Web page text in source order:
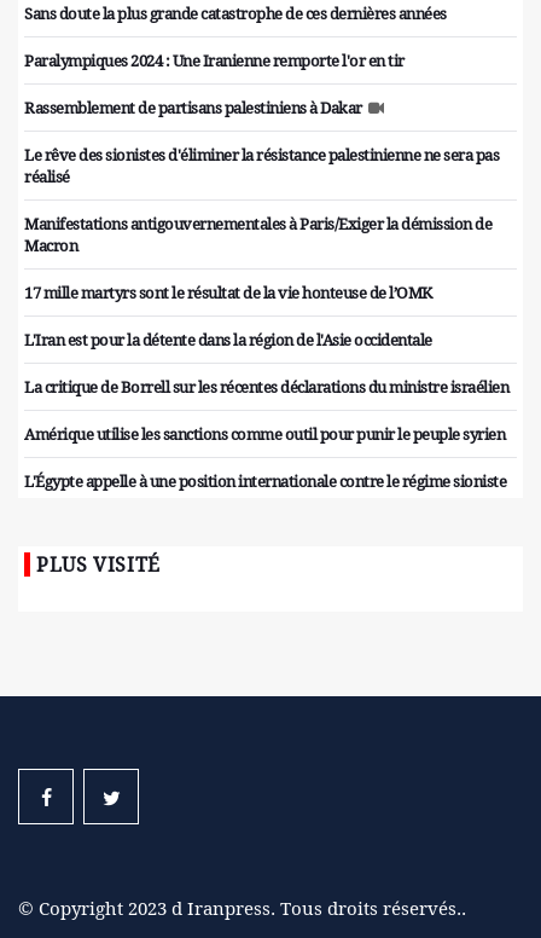
Sans doute la plus grande catastrophe de ces dernières années
Paralympiques 2024 : Une Iranienne remporte l'or en tir
Rassemblement de partisans palestiniens à Dakar
Le rêve des sionistes d'éliminer la résistance palestinienne ne sera pas
réalisé
Manifestations antigouvernementales à Paris/Exiger la démission de
Macron
17 mille martyrs sont le résultat de la vie honteuse de l’OMK
L'Iran est pour la détente dans la région de l'Asie occidentale
La critique de Borrell sur les récentes déclarations du ministre israélien
Amérique utilise les sanctions comme outil pour punir le peuple syrien
L'Égypte appelle à une position internationale contre le régime sioniste
PLUS VISITÉ
© Copyright 2023 d Iranpress. Tous droits réservés..